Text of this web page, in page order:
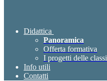
Didattica
Panoramica
Offerta formativa
I progetti delle classi
Info utili
Contatti